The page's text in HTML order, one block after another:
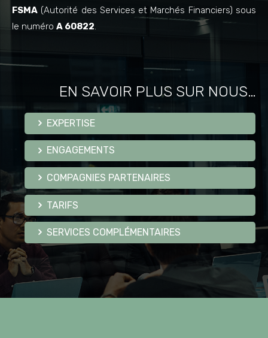
FSMA (Autorité des Services et Marchés Financiers) sous
le numéro A 60822.
EN SAVOIR PLUS SUR NOUS…
EXPERTISE
ENGAGEMENTS
COMPAGNIES PARTENAIRES
TARIFS
SERVICES COMPLÉMENTAIRES